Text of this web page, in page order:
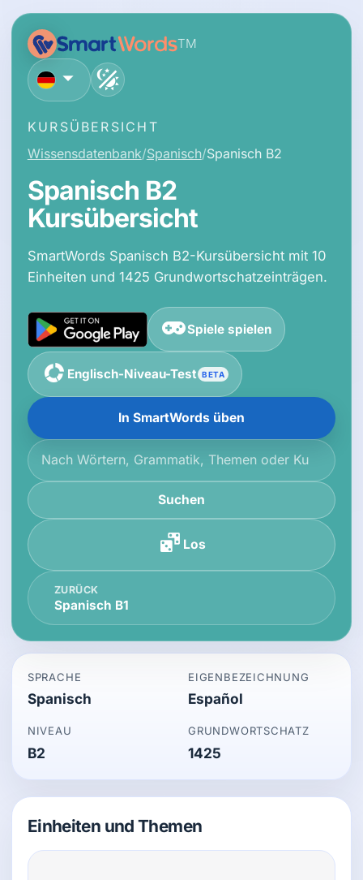
TM
Deutsch
KURSÜBERSICHT
Wissensdatenbank Spanisch Spanisch B2
Spanisch B2
Kursübersicht
SmartWords Spanisch B2-Kursübersicht mit 10
Einheiten und 1425 Grundwortschatzeinträgen.
Spiele spielen
Englisch-Niveau-Test BETA
In SmartWords üben
Die Wissensdatenbank durchsuchen
Suchen
Los
ZURÜCK
Spanisch B1
SPRACHE
Spanisch
EIGENBEZEICHNUNG
Español
NIVEAU
B2
GRUNDWORTSCHATZ
1425
Einheiten und Themen